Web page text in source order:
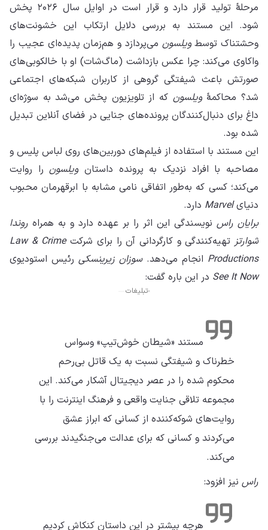
مرحلهٔ تولید قرار دارد و قرار است در اوایل سال ۲۰۲۶ پخش
شود. این مستند به بررسی دلایل ارتکاب این خشونت‌های
وحشتناک توسطویلسون می‌پردازد و هم‌زمان پدیده‌ای عجیب را
واکاوی می‌کند: چرا عکس بازداشت (ماگ‌شات) او با خالکوبی‌های
صورتش باعث شیفتگی گروهی از کاربران شبکه‌های اجتماعی
شد؟ محاکمهٔویلسون که از تلویزیون پخش می‌شد به سوژه‌ای
داغ برای دنبال‌کنندگان پرونده‌های جنایی در فضای آنلاین تبدیل
شده بود.
این مستند با استفاده از فیلم‌های دوربین‌های روی لباس پلیس و
مصاحبه با افراد نزدیک به پرونده داستان ویلسونرا روایت
می‌کند؛ کسی که به‌طور اتفاقی نامی مشابه با ابرقهرمان محبوب
دنیایMarvel دارد.
برایان راس نویسندگی این اثر را بر عهده دارد و به همراه روندا
شوارتزتهیه‌کنندگی و کارگردانی آن را برای شرکتLaw & Crime
Productions انجام می‌دهد.سوزان زیرینسکی رئیس استودیوی
See It Now در این باره گفت:
تبلیغات
مستند «شیطان خوش‌تیپ» وسواس
خطرناک و شیفتگی نسبت به یک قاتل بی‌رحم
محکوم شده را در عصر دیجیتال آشکار می‌کند. این
مجموعه تلاقی جنایت واقعی و فرهنگ اینترنت را با
روایت‌های شوکه‌کننده از کسانی که ابراز عشق
می‌کردند و کسانی که برای عدالت می‌جنگیدند بررسی
می‌کند.
راس نیز افزود:
هرچه بیشتر در این داستان کنکاش کردیم